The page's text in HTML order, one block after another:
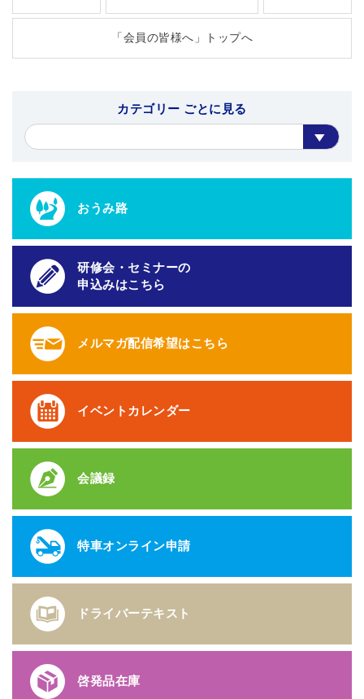
「会員の皆様へ」トップへ
カテゴリー ごとに見る
おうみ路
研修会・セミナーの
申込みはこちら
メルマガ配信希望はこちら
イベントカレンダー
会議録
特車オンライン申請
ドライバーテキスト
啓発品在庫